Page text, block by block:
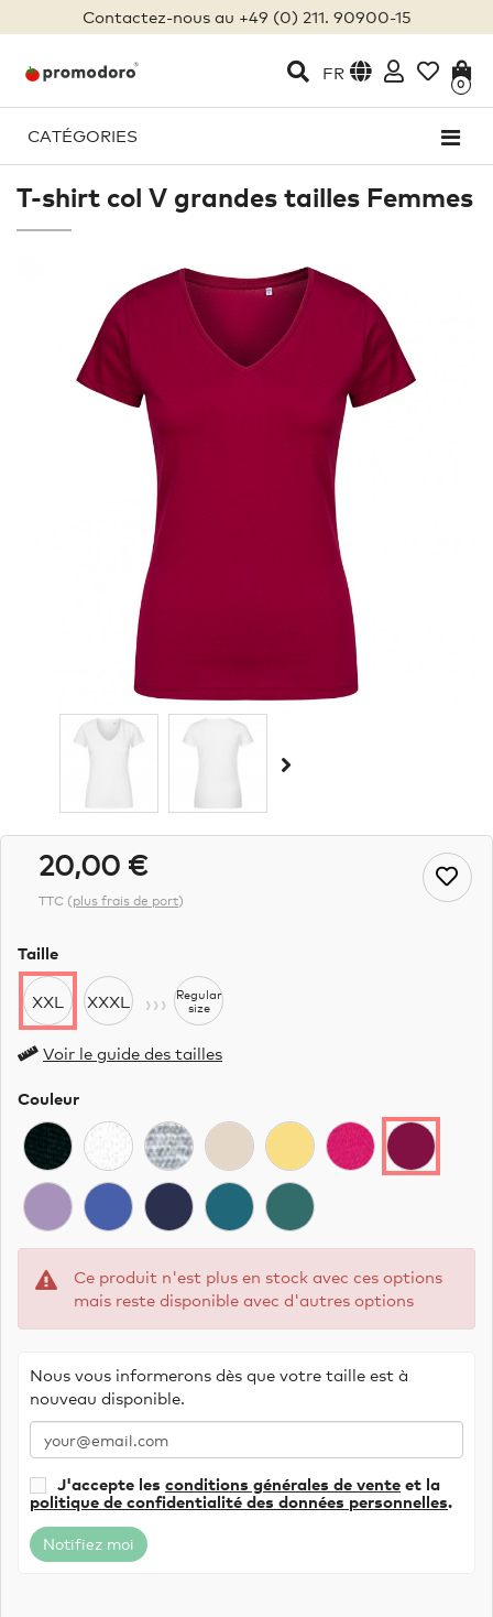
Contactez-nous au +49 (0) 211. 90900-15
FR
0
CATÉGORIES
T-shirt col V grandes tailles Femmes
20,00 €
TTC (plus frais de port)
Taille
XXL XXXL ›››
Regular
size
Voir le guide des tailles
Couleur
Ce produit n'est plus en stock avec ces options
mais reste disponible avec d'autres options
Nous vous informerons dès que votre taille est à
nouveau disponible.
J'accepte les conditions générales de vente et la
politique de confidentialité des données personnelles.
Notifiez moi